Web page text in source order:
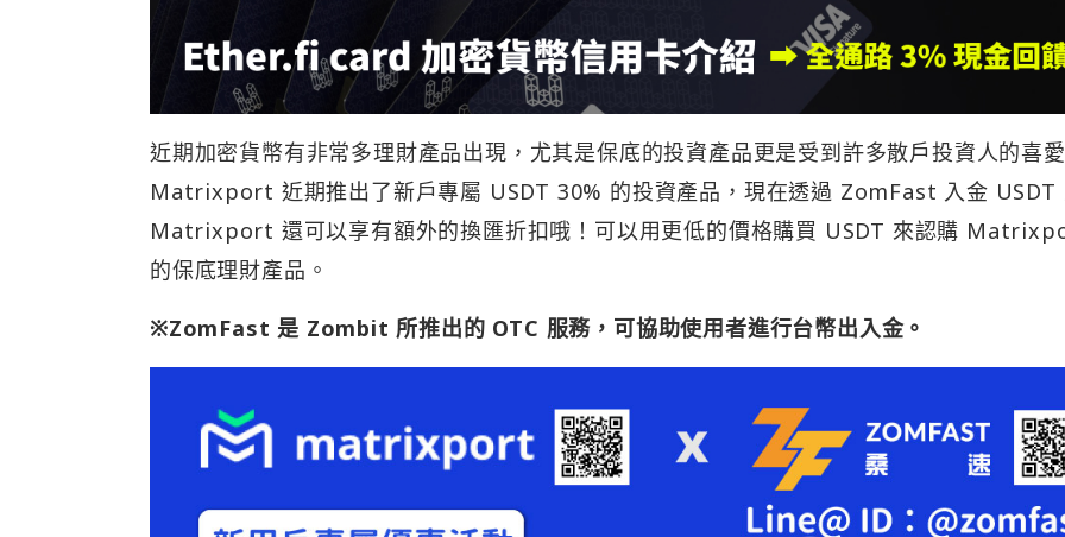
近期加密貨幣有非常多理財產品出現，尤其是保底的投資產品更是受到許多散戶投資人的喜
Matrixport 近期推出了新戶專屬 USDT 30% 的投資產品，現在透過 ZomFast 入金 USDT
Matrixport 還可以享有額外的換匯折扣哦！可以用更低的價格購買 USDT 來認購
的保底理財產品。
※ZomFast 是 Zombit 所推出的 OTC 服務，可協助使用者進行台幣出入金。